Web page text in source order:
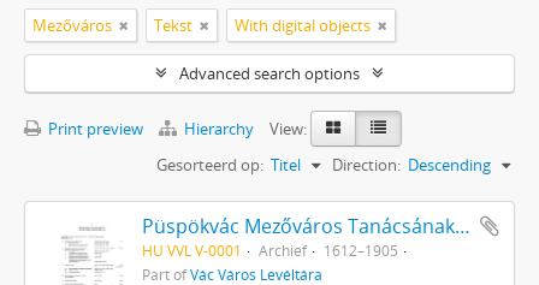
Mezőváros Tekst With digital objects
Advanced search options
Print preview Hierarchy
View:
Gesorteerd op: Titel Direction: Descending
Püspökvác Mezőváros Tanácsának iratai
HU VVL V-0001 Archief
1612–1905
Part ofVác Város Levéltára